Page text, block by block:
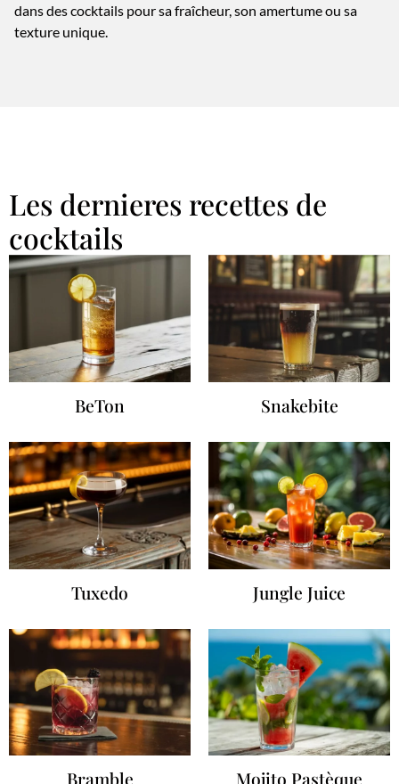
dans des cocktails pour sa fraîcheur, son amertume ou sa
texture unique.
Les dernieres recettes de
cocktails
BeTon Snakebite
Tuxedo Jungle Juice
Bramble Mojito Pastèque